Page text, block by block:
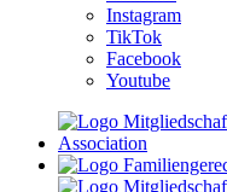
Instagram
TikTok
Facebook
Youtube